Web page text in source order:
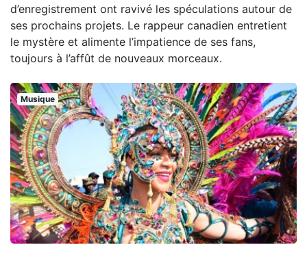
d’enregistrement ont ravivé les spéculations autour de
ses prochains projets. Le rappeur canadien entretient
le mystère et alimente l’impatience de ses fans,
toujours à l’affût de nouveaux morceaux.
Musique